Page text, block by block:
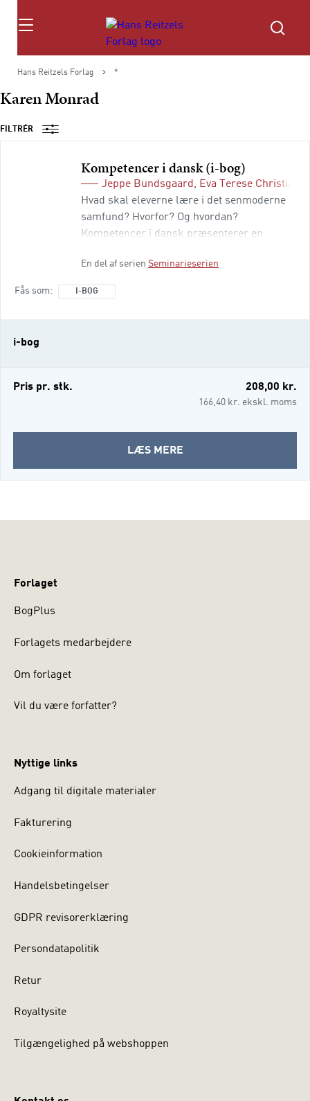
Søg
Hans Reitzels Forlag *
Karen Monrad
FILTRÉR
Kompetencer i dansk (i-bog)
Jeppe Bundsgaard, Eva Terese
Hvad skal eleverne lære i det senmoderne
samfund? Hvorfor? Og hvordan?
Kompetencer i dansk præsenterer en
spørgsmål. Bogen leverer et bud på,
En del af serien Seminarieserien
Fås som I-BOG
i-bog
Pris pr. stk. 208,00 kr.
166,40 kr. ekskl. moms
LÆS MEREOM
KOMPETENCER
I
Forlaget
BogPlus
Forlagets medarbejdere
Om forlaget
Vil du være forfatter?
Nyttige links
Adgang til digitale materialer
Fakturering
Cookieinformation
Handelsbetingelser
GDPR revisorerklæring
Persondatapolitik
Retur
Royaltysite
Tilgængelighed på webshoppen